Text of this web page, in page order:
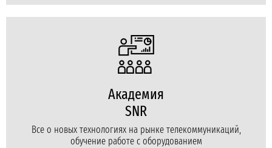
Академия
SNR
Все о новых технологиях на рынке телекоммуникаций,
обучение работе с оборудованием